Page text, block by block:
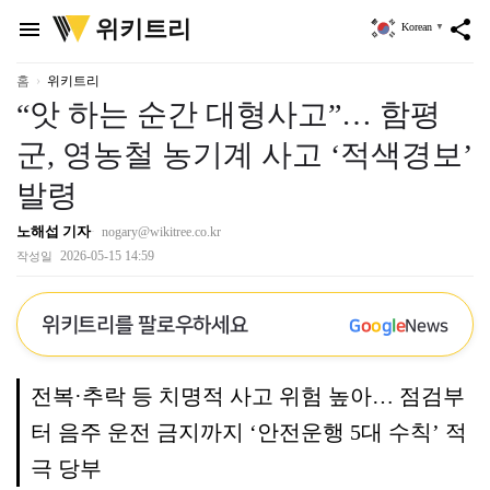
menu
위
키
리
위키트리 share
Korean ▼
홈 위키트리
“앗 하는 순간 대형사고”… 함평
군, 영농철 농기계 사고 ‘적색경보’
발령
노해섭 기자 nogary@wikitree.co.kr
작성일 2026-05-15 14:59
위키트리를 팔로우하세요 GoogleNews
전복·추락 등 치명적 사고 위험 높아… 점검부
터 음주 운전 금지까지 ‘안전운행 5대 수칙’ 적
극 당부